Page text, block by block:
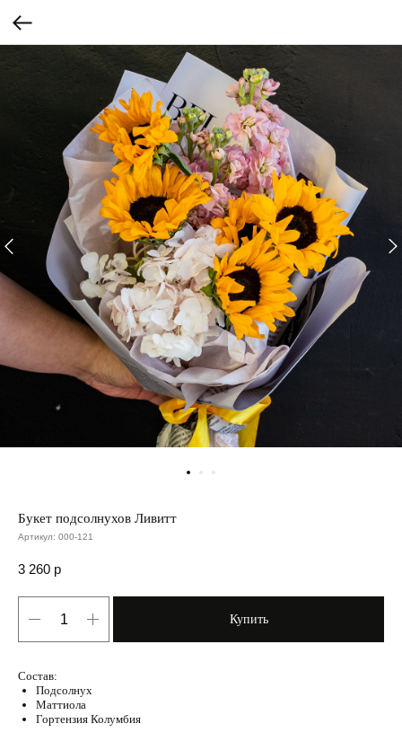
Букет подсолнухов Ливитт
Артикул: 000-121
3 260 р
Купить
Состав:
Подсолнух
Маттиола
Гортензия Колумбия